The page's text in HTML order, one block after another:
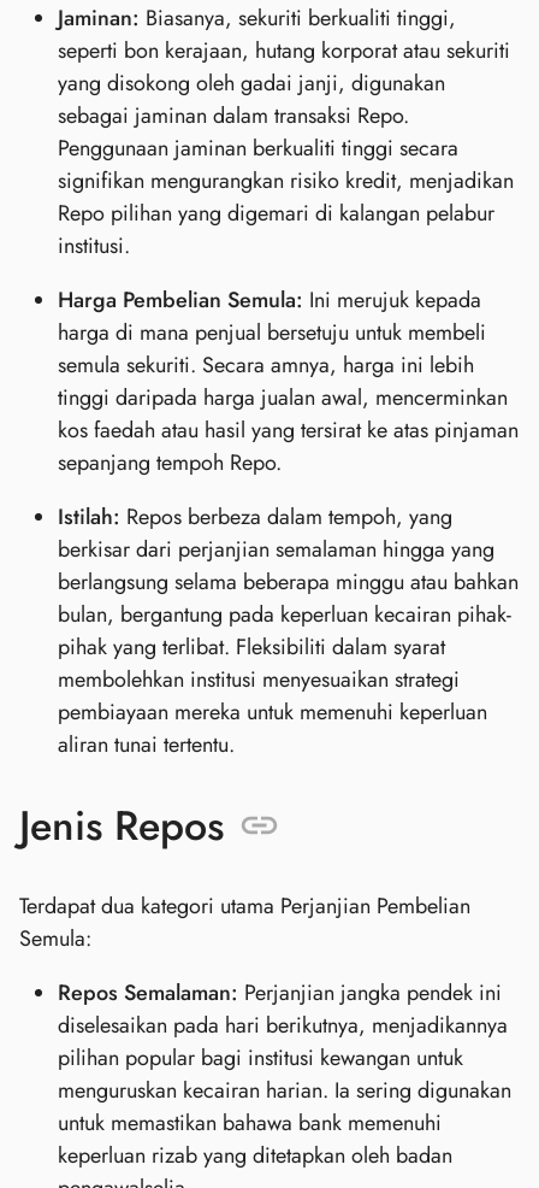
Jaminan: Biasanya, sekuriti berkualiti tinggi,
seperti bon kerajaan, hutang korporat atau sekuriti
yang disokong oleh gadai janji, digunakan
sebagai jaminan dalam transaksi Repo.
Penggunaan jaminan berkualiti tinggi secara
signifikan mengurangkan risiko kredit, menjadikan
Repo pilihan yang digemari di kalangan pelabur
institusi.
Harga Pembelian Semula: Ini merujuk kepada
harga di mana penjual bersetuju untuk membeli
semula sekuriti. Secara amnya, harga ini lebih
tinggi daripada harga jualan awal, mencerminkan
kos faedah atau hasil yang tersirat ke atas pinjaman
sepanjang tempoh Repo.
Istilah: Repos berbeza dalam tempoh, yang
berkisar dari perjanjian semalaman hingga yang
berlangsung selama beberapa minggu atau bahkan
bulan, bergantung pada keperluan kecairan pihak-
pihak yang terlibat. Fleksibiliti dalam syarat
membolehkan institusi menyesuaikan strategi
pembiayaan mereka untuk memenuhi keperluan
aliran tunai tertentu.
Jenis Repos
Terdapat dua kategori utama Perjanjian Pembelian
Semula:
Repos Semalaman: Perjanjian jangka pendek ini
diselesaikan pada hari berikutnya, menjadikannya
pilihan popular bagi institusi kewangan untuk
menguruskan kecairan harian. Ia sering digunakan
untuk memastikan bahawa bank memenuhi
keperluan rizab yang ditetapkan oleh badan